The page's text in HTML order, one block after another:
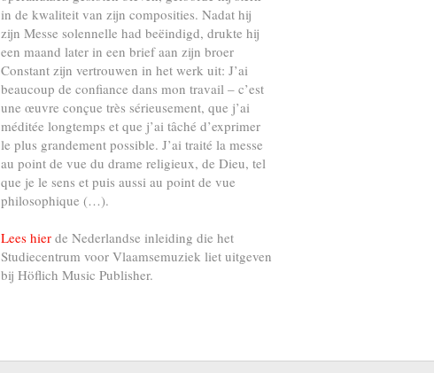
in de kwaliteit van zijn composities. Nadat hij
zijn Messe solennelle had beëindigd, drukte hij
een maand later in een brief aan zijn broer
Constant zijn vertrouwen in het werk uit: J’ai
beaucoup de confiance dans mon travail – c’est
une œuvre conçue très sérieusement, que j’ai
méditée longtemps et que j’ai tâché d’exprimer
le plus grandement possible. J’ai traité la messe
au point de vue du drame religieux, de Dieu, tel
que je le sens et puis aussi au point de vue
philosophique (…).
Lees hier de Nederlandse inleiding die het
Studiecentrum voor Vlaamsemuziek liet uitgeven
bij Höflich Music Publisher.